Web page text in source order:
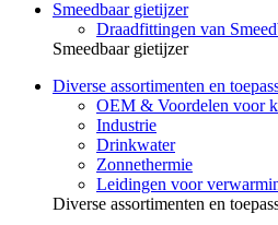
Smeedbaar gietijzer
Draadfittingen van
Smeedbaar gietijzer
Diverse assortimenten en
OEM & Voordelen voor
Industrie
Drinkwater
Zonnethermie
Leidingen voor
Diverse assortimenten en